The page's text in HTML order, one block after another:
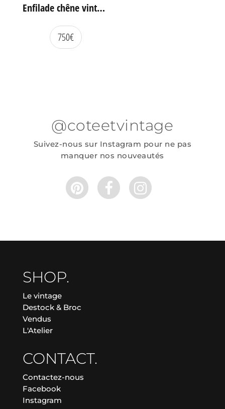
Enfilade chêne vintage portes coulissantes
750€
@coteetvintage
Suivez-nous sur Instagram pour ne pas
manquer nos nouveautés
SHOP.
Le vintage
Destock & Broc
Vendus
L'Atelier
CONTACT.
Contactez-nous
Facebook
Instagram